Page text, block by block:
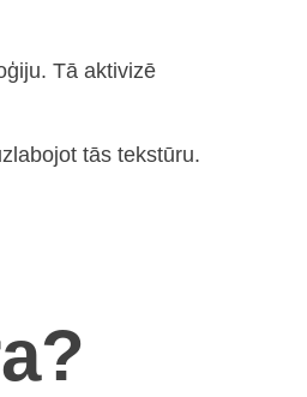
Tā aktivizē
tās tekstūru.